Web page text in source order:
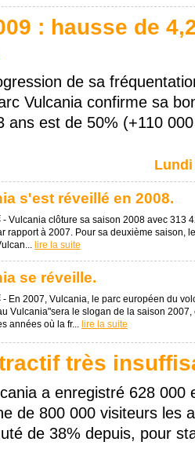
: hausse de
de sa
Vulcania confirme sa
ans est de 50% (+110
Lundi
s'est réveillé en 2008.
- Vulcania clôture sa saison 2008 avec 313
rapport à 2007. Pour sa deuxième saison,
lire la suite
se réveille.
- En 2007, Vulcania, le parc européen du
Vulcania"sera le slogan de la saison
années où la fr... lire la suite
très
a enregistré 628 000
de 800 000 visiteurs les
de 38% depuis, pour